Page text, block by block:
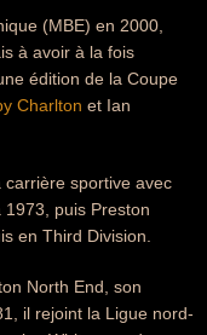
(MBE) en 2000,
à avoir à la fois
édition de la Coupe
Charlton et Ian
sportive avec
puis Preston
en Third Division.
North End, son
il rejoint la Ligue nord-